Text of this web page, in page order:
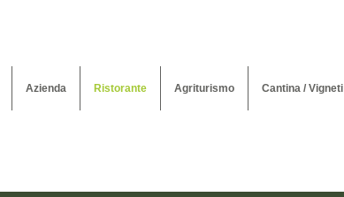
Azienda Ristorante Agriturismo Cantina / Vigneti